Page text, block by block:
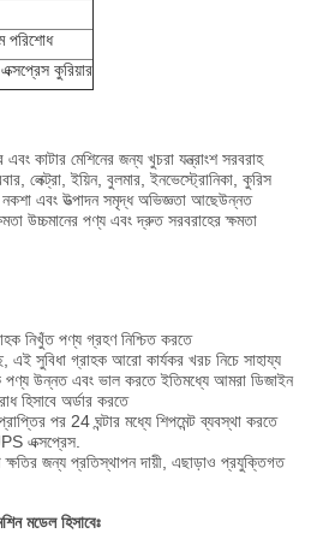
পরিশোধ
এক্সপ্রেস কুরিয়ার
কাটার মেশিনের জন্য খুচরা যন্ত্রাংশ সরবরাহ
লেক্ট্রা, ইয়িন, বুলমার, ইনভেস্ট্রোনিকা, কুরিস
এবং উত্পাদন সমৃদ্ধ অভিজ্ঞতা আছেউন্নত
উচ্চমানের পণ্য এবং দ্রুত সরবরাহের ক্ষমতা
নিখুঁত পণ্য গ্রহণ নিশ্চিত করতে
সুবিধা গ্রাহক আরো কার্যকর খরচ নিচে সাহায্য
পণ্য উন্নত এবং ভাল করতে ইতিমধ্যে আমরা ডিজাইন
হিসাবে অর্ডার করতে
পর 24 ঘন্টার মধ্যে শিপমেন্ট ব্যবস্থা করতে
এক্সপ্রেস.
ক্ষতির জন্য প্রতিস্থাপন দায়ী, এছাড়াও প্রযুক্তিগত
মডেল হিসাবেঃ